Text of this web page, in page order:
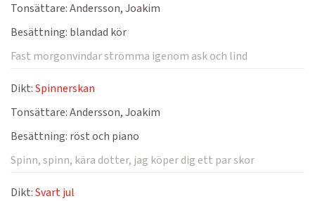
Tonsättare:Andersson, Joakim
Besättning: blandad kör
Fast morgonvindar strömma igenom ask och lind
Dikt:Spinnerskan
Tonsättare:Andersson, Joakim
Besättning: röst och piano
Spinn, spinn, kära dotter, jag köper dig ett par skor
Dikt:Svart jul